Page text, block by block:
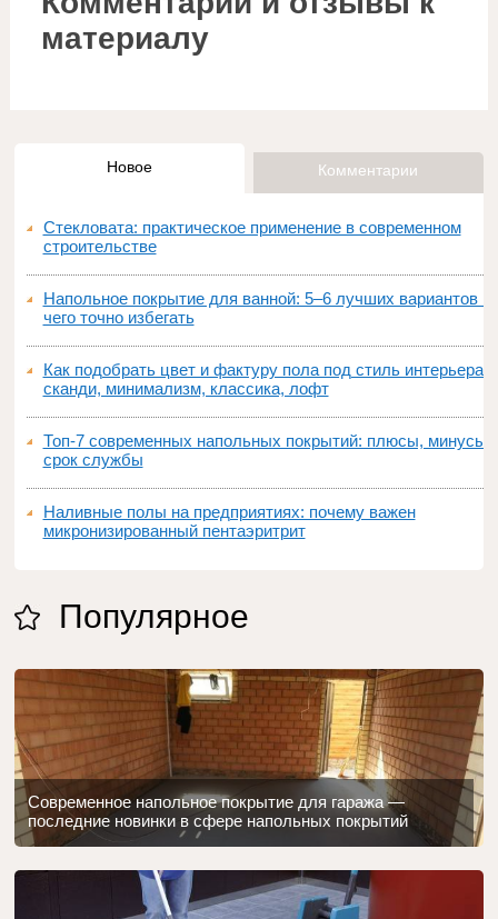
материалу
Новое Комментарии
Стекловата: практическое применение в современном
строительстве
Напольное покрытие для ванной: 5–6 лучших вариантов и
чего точно избегать
Как подобрать цвет и фактуру пола под стиль интерьера:
сканди, минимализм, классика, лофт
Топ‑7 современных напольных покрытий: плюсы, минусы,
срок службы
Наливные полы на предприятиях: почему важен
микронизированный пентаэритрит
Популярное
Современное напольное покрытие для гаража —
последние новинки в сфере напольных покрытий